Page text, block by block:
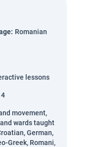
: Romanian
lessons
movement,
wards taught
German,
Greek, Romani,